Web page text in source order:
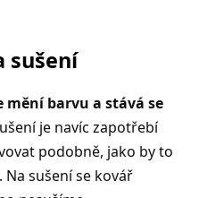
sušení
mění barvu a stává se
je navíc zapotřebí
podobně, jako by to
sušení se kovář